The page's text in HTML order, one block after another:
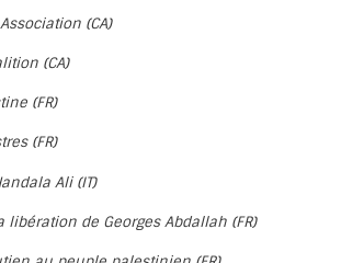
(CA)
(CA)
(FR)
(FR)
Ali (IT)
libération de Georges Abdallah (FR)